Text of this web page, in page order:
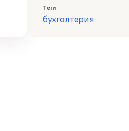
Теги
бухгалтерия